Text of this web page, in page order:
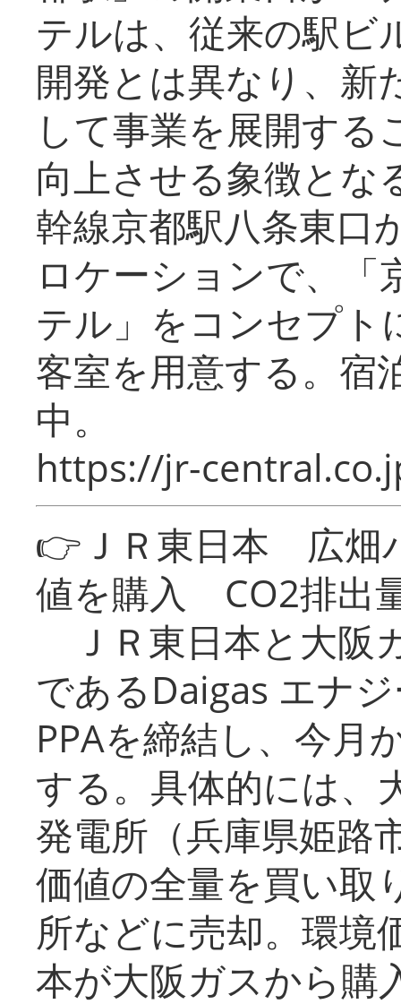
テルは、従来の駅ビ
開発とは異なり、新
して事業を展開する
向上させる象徴とな
幹線京都駅八条東口
ロケーションで、「
テル」をコンセプト
客室を用意する。宿
中。
https://jr-
👉ＪＲ東日本 広畑
値を購入 CO2排出
ＪＲ東日本と大阪
であるDaigas エナ
PPAを締結し、今月
する。具体的には、
発電所（兵庫県姫路
価値の全量を買い取
所などに売却。環境
本が大阪ガスから購